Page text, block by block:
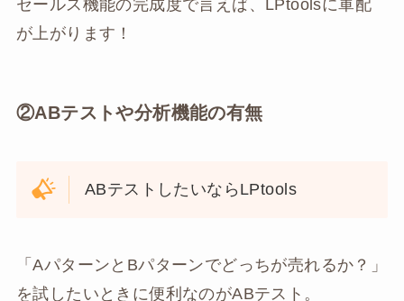
セールス機能の完成度で言えば、LPtoolsに軍配
が上がります！
②ABテストや分析機能の有無
ABテストしたいならLPtools
「AパターンとBパターンでどっちが売れるか？」
を試したいときに便利なのがABテスト。